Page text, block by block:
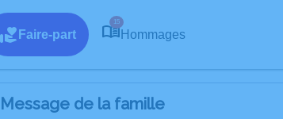
Faire-part
15
Hommages
Message de la famille